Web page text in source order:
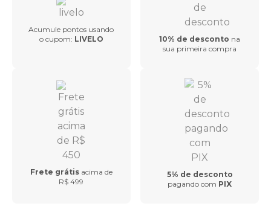
Acumule pontos usando
o cupom: LIVELO 10% de desconto na
sua primeira compra
Frete grátis acima de
R$ 499
5% de desconto
pagando com PIX